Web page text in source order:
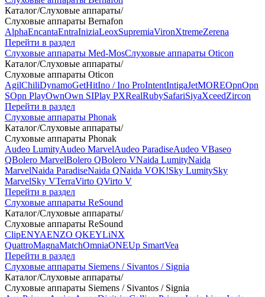
Каталог/Слуховые аппараты/
Слуховые аппараты Bernafon
AlphaEncantaEntraIniziaLeoxSupremiaVironXtremeZerena
Перейти в раздел
Слуховые аппараты Med-MosСлуховые аппараты Oticon
Каталог/Слуховые аппараты/
Слуховые аппараты Oticon
AgilChiliDynamoGetHitIno / Ino ProIntentIntigaJetMOREOpnOpn
SOpn PlayOwnOwn SIPlay PXRealRubySafariSiyaXceedZircon
Перейти в раздел
Слуховые аппараты Phonak
Каталог/Слуховые аппараты/
Слуховые аппараты Phonak
Audeo LumityAudeo MarvelAudeo ParadiseAudeo VBaseo
QBolero MarvelBolero QBolero VNaida LumityNaida
MarvelNaida ParadiseNaida QNaida VOK!Sky LumitySky
MarvelSky VTerraVirto QVirto V
Перейти в раздел
Слуховые аппараты ReSound
Каталог/Слуховые аппараты/
Слуховые аппараты ReSound
ClipENYAENZO QKEYLiNX
QuattroMagnaMatchOmniaONEUp SmartVea
Перейти в раздел
Слуховые аппараты Siemens / Sivantos / Signia
Каталог/Слуховые аппараты/
Слуховые аппараты Siemens / Sivantos / Signia